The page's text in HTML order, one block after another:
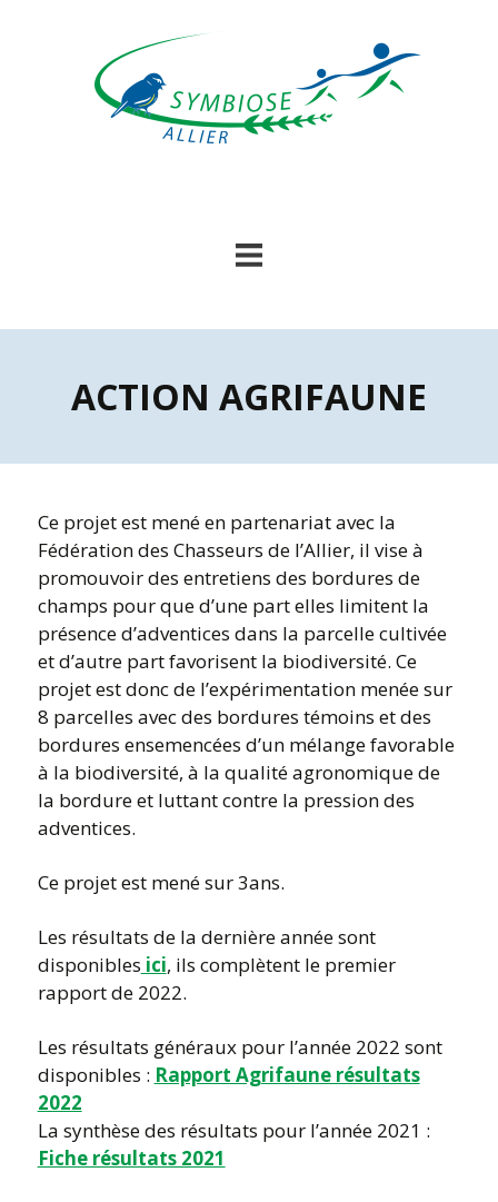
Skip
ACTION AGRIFAUNE
Ce projet est mené en partenariat avec la
Fédération des Chasseurs de l’Allier, il vise à
promouvoir des entretiens des bordures de
champs pour que d’une part elles limitent la
présence d’adventices dans la parcelle cultivée
et d’autre part favorisent la biodiversité. Ce
projet est donc de l’expérimentation menée sur
8 parcelles avec des bordures témoins et des
bordures ensemencées d’un mélange favorable
à la biodiversité, à la qualité agronomique de
la bordure et luttant contre la pression des
adventices.
Ce projet est mené sur 3ans.
Les résultats de la dernière année sont
disponibles ici, ils complètent le premier
rapport de 2022.
Les résultats généraux pour l’année 2022 sont
disponibles : Rapport Agrifaune résultats
2022
La synthèse des résultats pour l’année 2021 :
Fiche résultats 2021